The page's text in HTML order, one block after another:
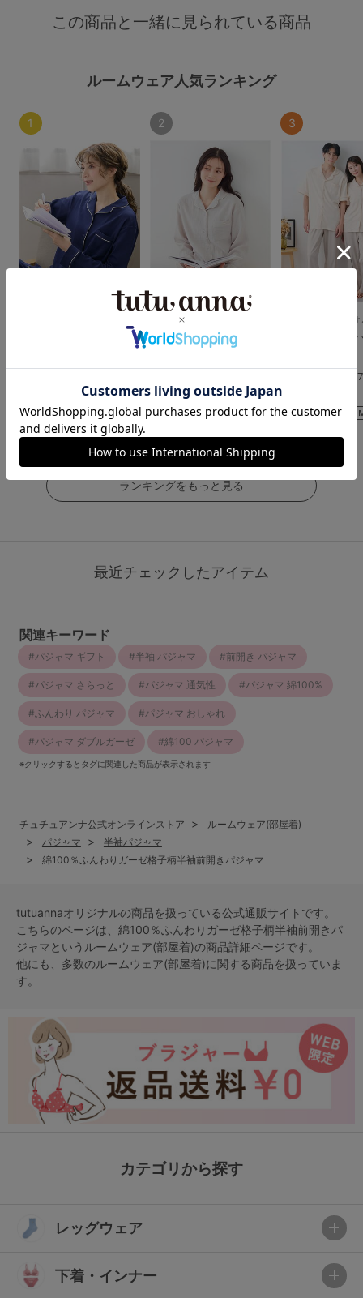
この商品と一緒に見られている商品
ルームウェア人気ランキング
1
とろけるような肌触り
(税込)
2
【新色追加】綿100％
ふんわりやさしいダブ
（171件）
￥3,390 (税込)
3
綿100％ とろ
な肌触りのリ
4.7
（15件）
ランキングをもっと見る
最近チェックしたアイテム
関連キーワード
パジャマ ギフト 半袖 パジャマ 前開き パジャマ
パジャマ さらっと パジャマ 通気性 パジャマ 綿100%
ふんわり パジャマ パジャマ おしゃれ
パジャマ ダブルガーゼ 綿100 パジャマ
※クリックするとタグに関連した商品が表示されます
チュチュアンナ公式オンラインストア
ルームウェア(部屋着)
パジャマ
半袖パジャマ
綿100％ふんわりガーゼ格子柄半袖前開きパジャマ
tutuannaオリジナルの商品を扱っている公式通販サイトです。
こちらのページは、綿100％ふんわりガーゼ格子柄半袖前開きパ
ジャマという ルームウェア(部屋着)の商品詳細ページです。
他にも、多数のルームウェア(部屋着)に関する商品を扱っていま
す。
カテゴリから探す
レッグウェア
下着・インナー